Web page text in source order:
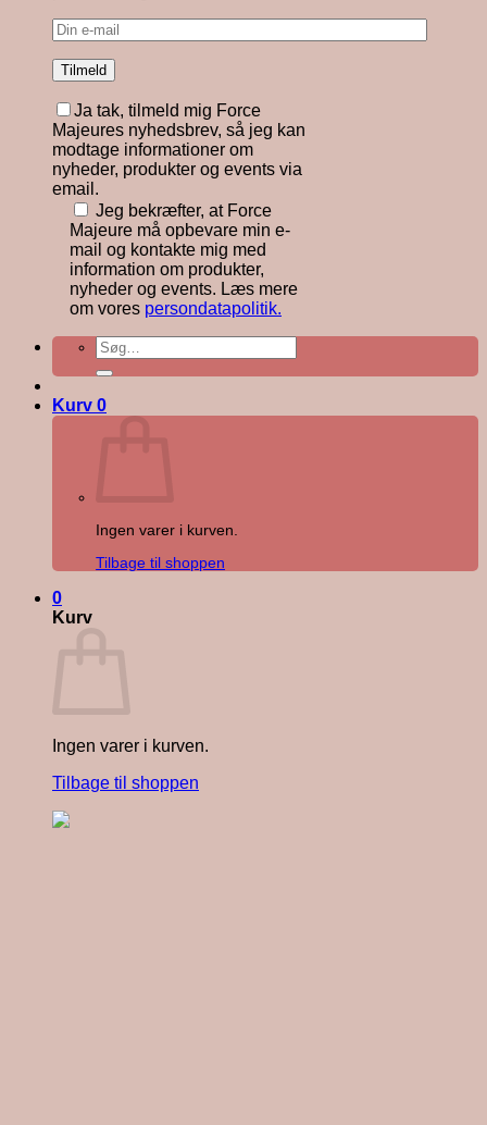
Ja tak, tilmeld mig Force
Majeures nyhedsbrev, så jeg kan
modtage informationer om
nyheder, produkter og events via
email.
Jeg bekræfter, at Force
Majeure må opbevare min e-
mail og kontakte mig med
information om produkter,
nyheder og events. Læs mere
om vores persondatapolitik.
Søg
efter:
Kurv 0
Ingen varer i kurven.
Tilbage til shoppen
0
Kurv
Ingen varer i kurven.
Tilbage til shoppen